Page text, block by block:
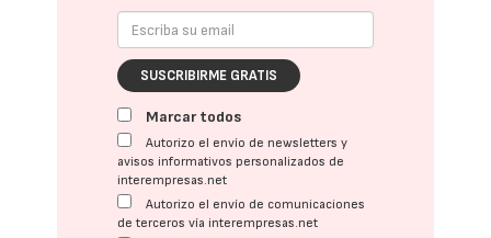
SUSCRIBIRME GRATIS
Marcar todos
Autorizo el envío de newsletters y
avisos informativos personalizados de
interempresas.net
Autorizo el envío de comunicaciones
de terceros vía interempresas.net